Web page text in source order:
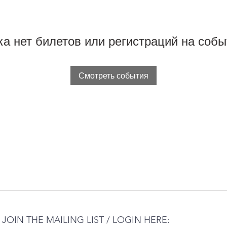
нет билетов или регистраций на
Смотреть события
JOIN THE MAILING LIST / LOGIN HERE: